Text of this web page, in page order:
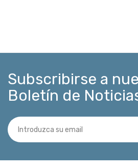
Subscribirse a
Boletín de